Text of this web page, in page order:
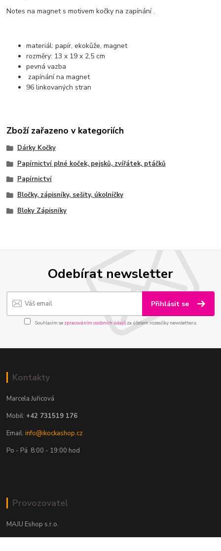
Notes na magnet s motivem kočky na zapínání .
materiál: papír, ekokůže, magnet
rozměry: 13 x 19 x 2,5 cm
pevná vazba
zapínání na magnet
96 linkovaných stran
Zboží zařazeno v kategoriích
Dárky Kočky
Papírnictví plné koček, pejsků, zvířátek, ptáčků
Papírnictví
Bločky, zápisníky, sešity, úkolníčky
Bloky Zápisníky
Odebírat newsletter
Přihlásit se
Souhlasím se zpracováním osobních údajůza účelem rozesílky newsletteru.
Kontakty
Marcela Juřicová
Mobil: +42 731519 176
Email:info@ikockashop.cz
Po - Pá 8:00 - 19:00 hod
Provozovatel
MAJU Eshop s.r.o.